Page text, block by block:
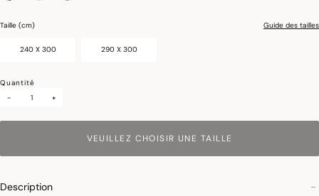
Taille (cm) Guide des tailles
240 X 300 290 X 300
Quantité
-
+
VEUILLEZ CHOISIR UNE TAILLE
Description